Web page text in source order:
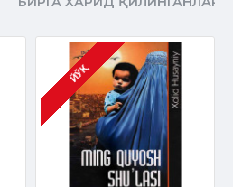
ЙЎҚ